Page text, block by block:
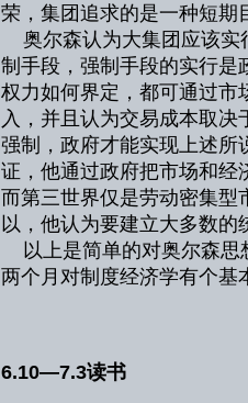
荣，集团追求的是一种短期
奥尔森认为大集团应该实
制手段，强制手段的实行是
权力如何界定，都可通过市
入，并且认为交易成本取决
强制，政府才能实现上述所
证，他通过政府把市场和经
而第三世界仅是劳动密集型
以，他认为要建立大多数
以上是简单的对奥尔森思
两个月对制度经济学有个基
6.10—7.3读书